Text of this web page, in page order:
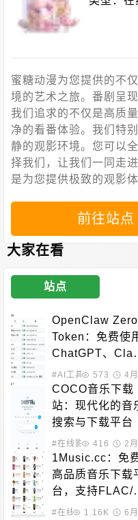
蜜糖动漫为您提供的不
境的艺术之旅。番剧呈
我们追求的不仅是高质
净的看番体验。我们特
静的观影环境。您可以
择我们，让我们一同走
是为您提供极致的观影体
前往站点
大家在看
站点
OpenClaw Zero
Token：免费使
ChatGPT、
e、DeepSeek
AI模型
#AI工具 #黑科技相关
573 4
COCO音乐下载
站：现代化的音
搜索与下载平台
#在线影音 #音乐下载
416 2
1Music.cc：免
高品质音乐下载
台，支持FLAC/
P3格式
#在线影音1.16K 6